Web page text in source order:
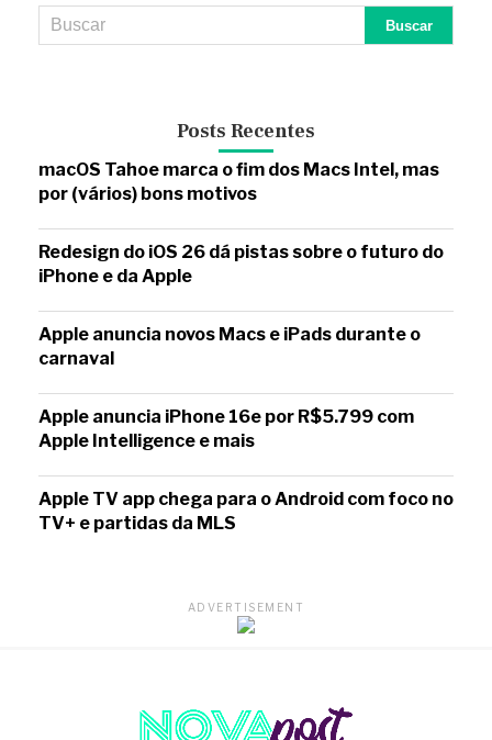
Posts Recentes
macOS Tahoe marca o fim dos Macs Intel, mas
por (vários) bons motivos
Redesign do iOS 26 dá pistas sobre o futuro do
iPhone e da Apple
Apple anuncia novos Macs e iPads durante o
carnaval
Apple anuncia iPhone 16e por R$5.799 com
Apple Intelligence e mais
Apple TV app chega para o Android com foco no
TV+ e partidas da MLS
ADVERTISEMENT